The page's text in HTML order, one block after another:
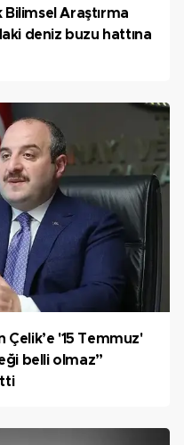
Bilimsel Araştırma
deniz buzu hattına
Çelik’e '15 Temmuz'
belli olmaz”